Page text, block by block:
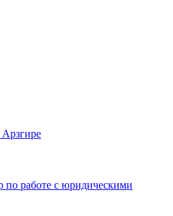
по работе с юридическими